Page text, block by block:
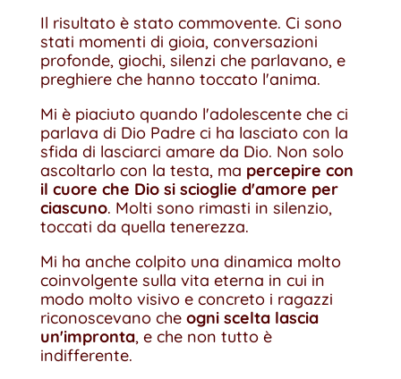
Il risultato è stato commovente. Ci sono
stati momenti di gioia, conversazioni
profonde, giochi, silenzi che parlavano, e
preghiere che hanno toccato l'anima.
Mi è piaciuto quando l'adolescente che ci
parlava di Dio Padre ci ha lasciato con la
sfida di lasciarci amare da Dio. Non solo
ascoltarlo con la testa, ma percepire con
il cuore che Dio si scioglie d'amore per
ciascuno. Molti sono rimasti in silenzio,
toccati da quella tenerezza.
Mi ha anche colpito una dinamica molto
coinvolgente sulla vita eterna in cui in
modo molto visivo e concreto i ragazzi
riconoscevano che ogni scelta lascia
un'impronta, e che non tutto è
indifferente.